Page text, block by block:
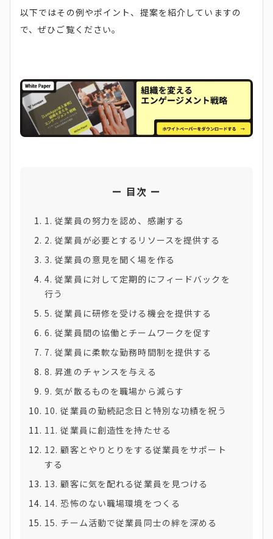
以下ではその例やポイント、提案を紹介していますの
で、ぜひご覧ください。
目次
1. 従業員の努力を認め、感謝する
2. 従業員が必要とするリソースを提供する
3. 従業員の意見を聞く場を作る
4. 従業員に対して定期的にフィードバックを
行う
5. 従業員に研修を受ける機会を提供する
6. 従業員間の協働とチームワークを促す
7. 従業員に柔軟な勤務時間制を提供する
8. 昇進のチャンスを与える
9. 気が散るものを職場から減らす
10. 従業員の勤続記念日と特別な功績を祝う
11. 従業員に創造性を持たせる
12. 顧客とやりとりをする従業員をサポート
する
13. 顧客に気を配れる従業員を見つける
14. 恐怖のない職場環境をつくる
15. チーム活動で従業員同士の絆を深める